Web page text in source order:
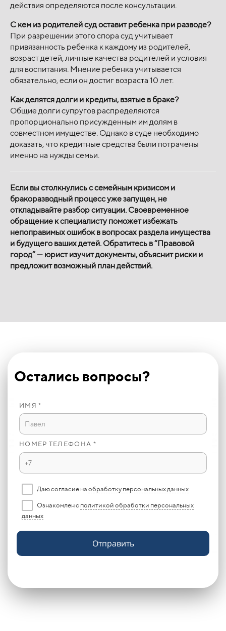
действия определяются после консультации.
С кем из родителей суд оставит ребенка при разводе?
При разрешении этого спора суд учитывает
привязанность ребенка к каждому из родителей,
возраст детей, личные качества родителей и условия
для воспитания. Мнение ребенка учитывается
обязательно, если он достиг возраста 10 лет.
Как делятся долги и кредиты, взятые в браке?
Общие долги супругов распределяются
пропорционально присужденным им долям в
совместном имуществе. Однако в суде необходимо
доказать, что кредитные средства были потрачены
именно на нужды семьи.
Если вы столкнулись с семейным кризисом и
бракоразводный процесс уже запущен, не
откладывайте разбор ситуации. Своевременное
обращение к специалисту поможет избежать
непоправимых ошибок в вопросах раздела имущества
и будущего ваших детей. Обратитесь в “Правовой
город” — юрист изучит документы, объяснит риски и
предложит возможный план действий.
Остались вопросы?
ИМЯ *
НОМЕР ТЕЛЕФОНА *
Даю согласие на обработку персональных данных
Ознакомлен с политикой обработки персональных
данных
Отправить